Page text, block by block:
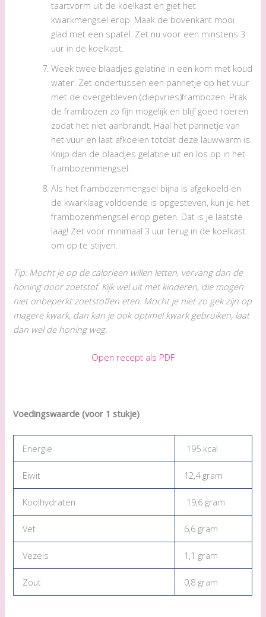
taartvorm uit de koelkast en giet het
kwarkmengsel erop. Maak de bovenkant mooi
glad met een spatel. Zet nu voor een minstens 3
uur in de koelkast.
Week twee blaadjes gelatine in een kom met koud
water. Zet ondertussen een pannetje op het vuur
met de overgebleven (diepvries)frambozen. Prak
de frambozen zo fijn mogelijk en blijf goed roeren
zodat het niet aanbrandt. Haal het pannetje van
het vuur en laat afkoelen totdat deze lauwwarm is.
Knijp dan de blaadjes gelatine uit en los op in het
frambozenmengsel.
Als het frambozenmengsel bijna is afgekoeld en
de kwarklaag voldoende is opgesteven, kun je het
frambozenmengsel erop gieten. Dat is je laatste
laag! Zet voor minimaal 3 uur terug in de koelkast
om op te stijven.
Tip: Mocht je op de calorieen willen letten, vervang dan de
honing door zoetstof. Kijk wel uit met kinderen, die mogen
niet onbeperkt zoetstoffen eten. Mocht je niet zo gek zijn op
magere kwark, dan kan je ookoptimel kwark gebruiken, laat
dan wel de honing weg.
Open recept als PDF
Voedingswaarde (voor 1 stukje)
Energie 195 kcal
Eiwit 12,4 gram
Koolhydraten 19,6 gram
Vet 6,6 gram
Vezels 1,1 gram
Zout 0,8 gram